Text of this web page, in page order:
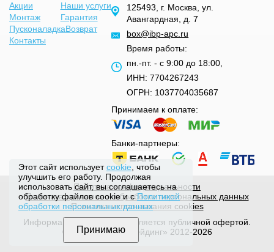
Акции
Наши услуги
Монтаж
Гарантия
ПусконаладкаВозврат
Контакты
125493, г. Москва, ул.
Авангардная, д. 7
box@ibp-apc.ru
Время работы:
пн.-пт. - с 9:00 до 18:00,
ИНН: 7704267243
ОГРН: 1037704035687
Принимаем к оплате:
Банки-партнеры:
Политика конфиденциальности
Политика хранения и обработки персональных данных
Политика использования cookies
Информация на сайте не является публичной офертой.
© ООО «Налко Трейдинг» 2012-2026
Этот сайт используетcookie , чтобы
улучшить его работу. Продолжая
использовать сайт, вы соглашаетесь на
обработку файлов cookie и сПолитикой
обработки персональных данных